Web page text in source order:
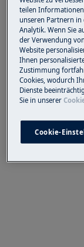
je
teilen
unseren Partnern in
Analytik. Wenn Sie
der Verwendung
Website
Ihnen
Zustimmung
Cookies, wodurch
Dienste
Sie in unserer
Cookie-